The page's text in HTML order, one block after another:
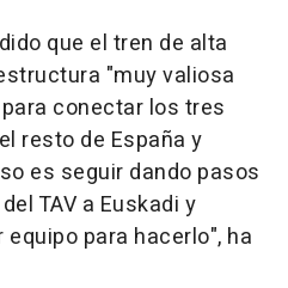
que el tren de alta
"muy valiosa
conectar los tres
resto de España y
es seguir dando pasos
TAV a Euskadi y
para hacerlo", ha